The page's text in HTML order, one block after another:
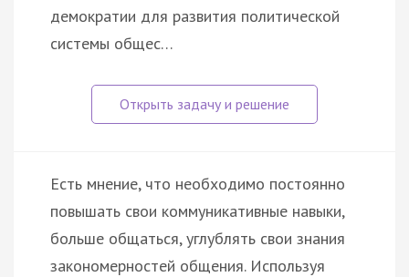
демократии для развития политической
системы общес…
Есть мнение, что необходимо постоянно
повышать свои коммуникативные навыки,
больше общаться, углублять свои знания
закономерностей общения. Используя